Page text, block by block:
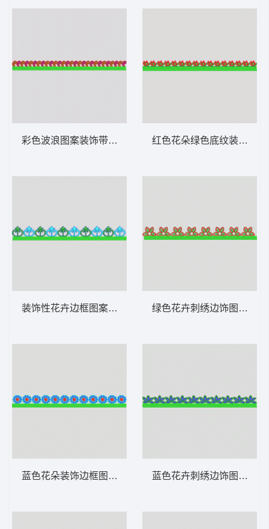
彩色波浪图案装饰带 条带状 水溶条码网布花
装饰性花卉边框图案 条带状 水溶条码网布花
蓝色花朵装饰边框图案 条带状 水溶条码网布
红色花朵绿色底纹装饰边
绿色花卉刺绣边饰图案 条
蓝色花卉刺绣边饰图案 条